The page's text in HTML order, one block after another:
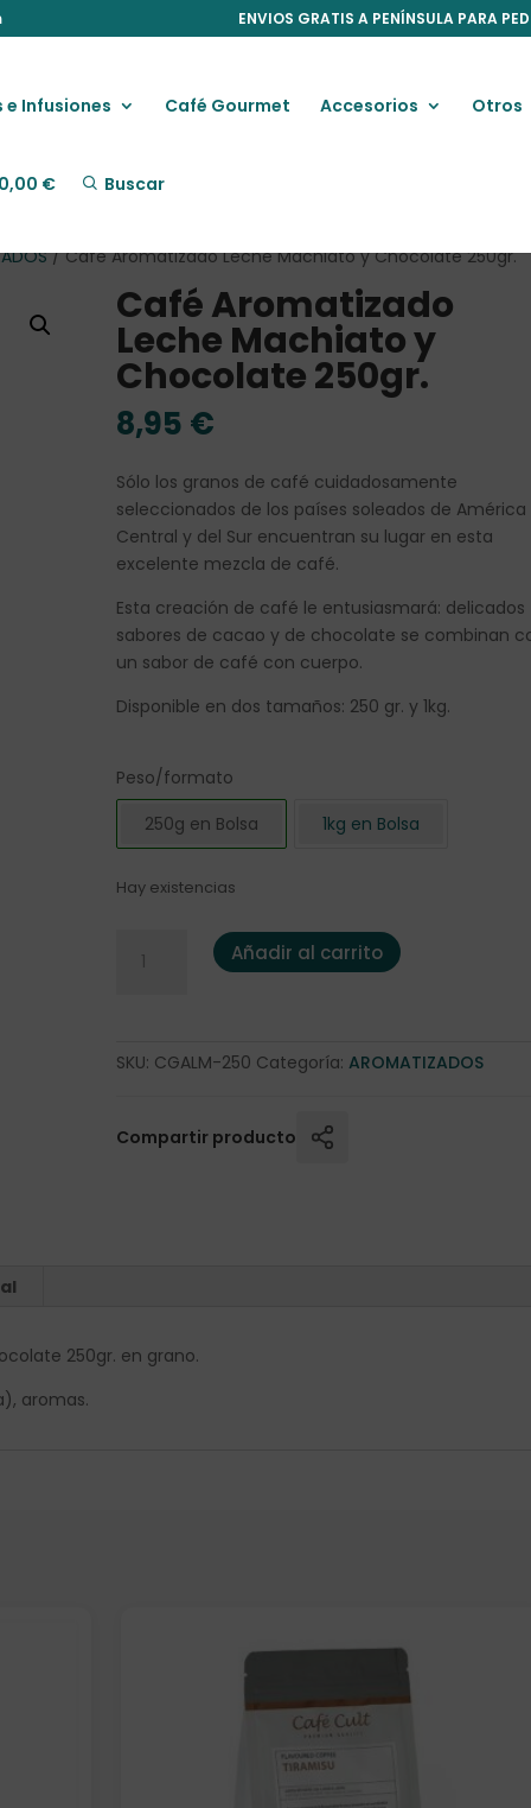
ENVIOS GRATIS A PENÍNSULA PARA
e Infusiones Café Gourmet Accesorios Otros
0,00 € Buscar
/ Café Aromatizado Leche Machiato y Chocolate 250gr.
Café Aromatizado
Leche Machiato y
Chocolate 250gr.
8,95 €
Sólo los granos de café cuidadosamente
seleccionados de los países soleados de América
Central y del Sur encuentran su lugar en esta
excelente mezcla de café.
Esta creación de café le entusiasmará: delicados
sabores de cacao y de chocolate se combinan
un sabor de café con cuerpo.
Disponible en dos tamaños: 250 gr. y 1kg.
Peso/formato
250g en Bolsa
1kg en Bolsa
Hay existencias
Café Aromatizado Leche Machiato y Chocolate
Añadir al carrito
SKU: CGALM-250 Categoría:AROMATIZADOS
Compartir producto
250gr. en grano.
aromas.